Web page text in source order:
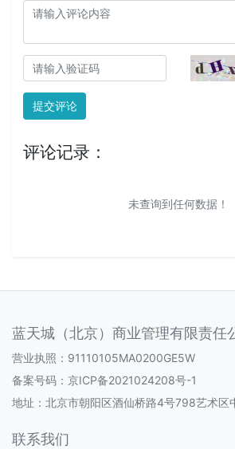
提交评论
评论记录：
未查询到任何数据！
蓝天城（北京）商业管理有限责任
营业执照：91110105MA0200GE5W
备案号码： 京ICP备2021024208号-1
地址：北京市朝阳区酒仙桥路4号798艺术区
联系我们